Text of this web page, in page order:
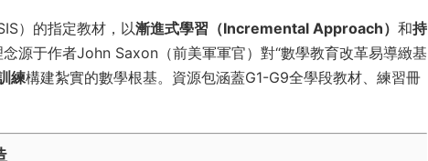
）的指定教材，以漸進式學習（Incremental Approach）​ 和持
源于作者John Saxon（前美軍軍官）對“數學教育改革易導緻基
練構建紮實的數學根基。資源包涵蓋G1-G9全學段教材、練習冊